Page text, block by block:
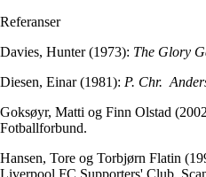
Referanser
Davies, Hunter (1973): The Glory
Diesen, Einar (1981): P. Chr.
Goksøyr, Matti og Finn Olstad
Fotballforbund.
Hansen, Tore og Torbjørn Flatin
Liverpool FC Supporters' Club,